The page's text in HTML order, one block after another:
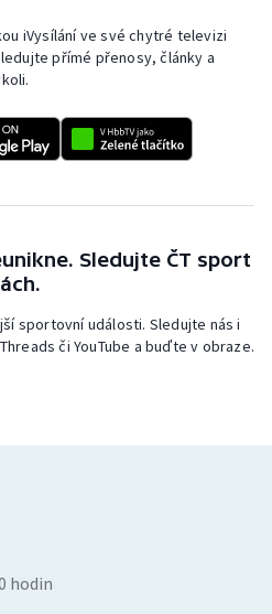
iVysílání ve své chytré televizi
přímé přenosy, články a
Sledujte ČT sport
sportovní události. Sledujte nás i
či YouTube a buďte v obraze.
hodin